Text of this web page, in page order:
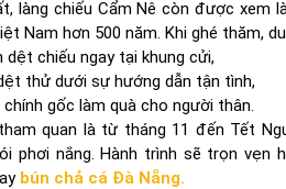
làng chiếu Cẩm Nê còn được xem
Nam hơn 500 năm. Khi ghé thăm,
dệt chiếu ngay tại khung cửi,
thử dưới sự hướng dẫn tận tình,
gốc làm quà cho người thân.
quan là từ tháng 11 đến Tết
phơi nắng. Hành trình sẽ trọn
bún chả cá Đà Nẵng.